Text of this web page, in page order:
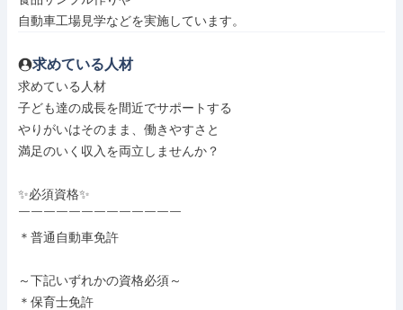
自動車工場見学などを実施しています。
求めている人材
求めている人材
子ども達の成長を間近でサポートする
やりがいはそのまま、働きやすさと
満足のいく収入を両立しませんか？
✨必須資格✨
￣￣￣￣￣￣￣￣￣￣￣￣￣
＊普通自動車免許
～下記いずれかの資格必須～
＊保育士免許